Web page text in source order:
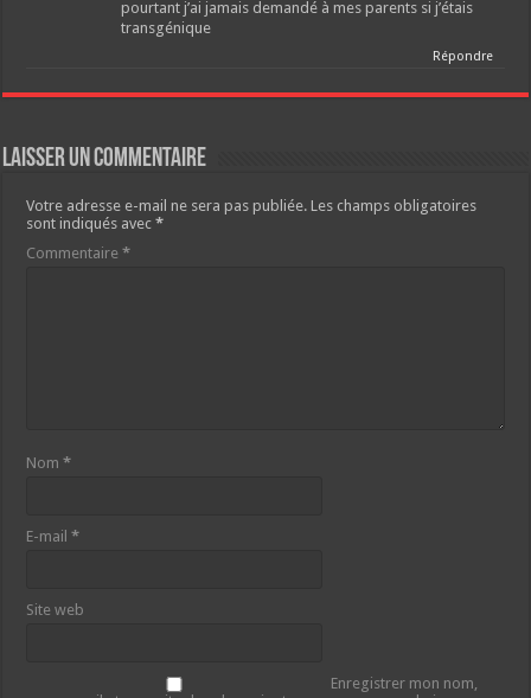
pourtant j’ai jamais demandé à mes parents si j’étais
transgénique
Répondre
Laisser un commentaire
Votre adresse e-mail ne sera pas publiée. Les champs obligatoires
sont indiqués avec*
Commentaire*
Nom*
E-mail*
Site web
Enregistrer mon nom,